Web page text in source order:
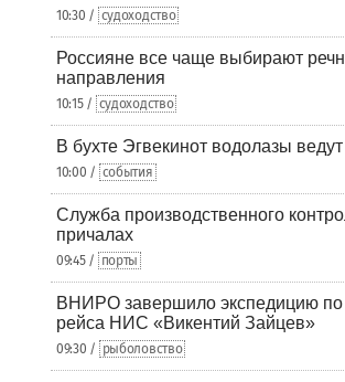
10:30 / судоходство
Россияне все чаще выбирают
направления
10:15 / судоходство
В бухте Эгвекинот водолазы
10:00 / события
Служба производственного
причалах
09:45 / порты
ВНИРО завершило экспедицию по
рейса НИС «Викентий Зайцев»
09:30 / рыболовство